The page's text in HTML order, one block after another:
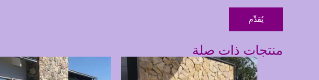
يُقدِّم
منتجات ذات صلة